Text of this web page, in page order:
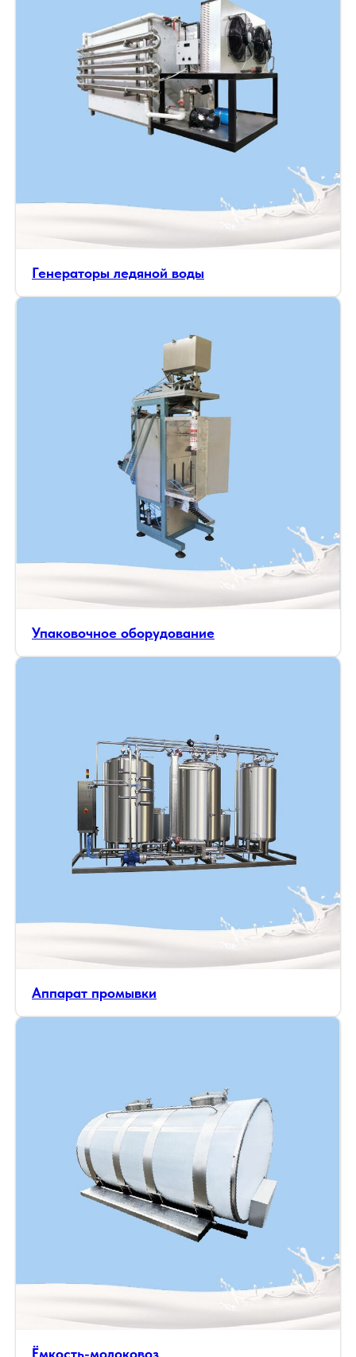
Генераторы ледяной воды
Упаковочное оборудование
Аппарат промывки
Ёмкость-молоковоз